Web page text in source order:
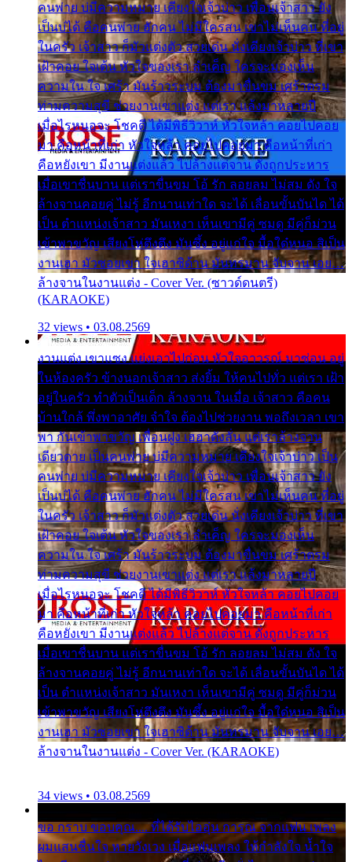
คนพ่าย บ่มีความหมาย เคียงใจเจ้าบ่าว เพื่อนเจ้าสาว ยัง
เป็นบ่ได้ คือคนพ่าย ฮักคน ไม่มีใครสน เขาไม่เห็นคน ที่อยู่
ในครัว เจ้าสาว ก็มัวแต่งตัว สวยเด่น นั่งเคียงเจ้าบ่าว ที่เขา
เฝ้าคอย ใจเต้น หัวใจของเรา ลำเค็ญ ใครจะมองเห็น
ความใน ใจ เศร้า มันร้าวระบม ต้องมาขื่นขม เศร้าตรม
ท่ามความสุขี ช่วยงานเขาแต่ง แต่เรา แล้งมาหลายปี
เมื่อไรหนอจะ โชคดี ได้มีพิธีวิวาห์ หัวใจหล้า คอยไปคอย
มา คือหน้าที่เก่า หัวใจหล้า คอยไปคอยมา คือหน้าที่เก่า
คือหยังเขา มีงานแต่งแล้ว ไปล้างแต่จาน ดั่งถูกประหาร
เมื่อเขาชื่นบาน แต่เราขื่นขม โอ้ รัก ลอยลม ไม่สม ดัง ใจ
ล้างจานคอยคู่ ไม่รู้ อีกนานเท่าใด จะได้ เลื่อนขั้นบันได ได้
เป็น ตำแหน่งเจ้าสาว มันเหงา เห็นเขามีคู่ ซมดู มีคู่ก็ม่วน
เข้าพาขวัญ เสียงโห่ตึงตึง มันซึ้ง อยู่แก่ใจ มื้อใด๋หนอ สิเป็น
งานเฮา มัวซอยเขา ใจเฮาซิด้าน มันทรมาน จับจาน เอย…
ล้างจานในงานแต่ง - Cover Ver. (ซาวด์ดนตรี)
(KARAOKE)
32 views • 03.08.2569
งานแต่ง เขาแซง แย่งเอาไปก่อน หัวใจอาวรณ์ มาซ่อน อยู่
ในห้องครัว ข้างนอกเจ้าสาว ส่งยิ้ม ให้คนไปทั่ว แต่เรา เฝ้า
อยู่ในครัว ทำตัวเป็นเด็ก ล้างจาน ในเมื่อ เจ้าสาว คือคน
บ้านใกล้ พึ่งพาอาศัย จำใจ ต้องไปช่วยงาน พอถึงเวลา เขา
พา กันเข้าพาขวัญ เพื่อนฝูง เฮฮาดังลั่น แต่เราล้างจาน
เดียวดาย เป็นคนพ่าย บ่มีความหมาย เคียงใจเจ้าบ่าว เป็น
คนพ่าย บ่มีความหมาย เคียงใจเจ้าบ่าว เพื่อนเจ้าสาว ยัง
เป็นบ่ได้ คือคนพ่าย ฮักคน ไม่มีใครสน เขาไม่เห็นคน ที่อยู่
ในครัว เจ้าสาว ก็มัวแต่งตัว สวยเด่น นั่งเคียงเจ้าบ่าว ที่เขา
เฝ้าคอย ใจเต้น หัวใจของเรา ลำเค็ญ ใครจะมองเห็น
ความใน ใจ เศร้า มันร้าวระบม ต้องมาขื่นขม เศร้าตรม
ท่ามความสุขี ช่วยงานเขาแต่ง แต่เรา แล้งมาหลายปี
เมื่อไรหนอจะ โชคดี ได้มีพิธีวิวาห์ หัวใจหล้า คอยไปคอย
มา คือหน้าที่เก่า หัวใจหล้า คอยไปคอยมา คือหน้าที่เก่า
คือหยังเขา มีงานแต่งแล้ว ไปล้างแต่จาน ดั่งถูกประหาร
เมื่อเขาชื่นบาน แต่เราขื่นขม โอ้ รัก ลอยลม ไม่สม ดัง ใจ
ล้างจานคอยคู่ ไม่รู้ อีกนานเท่าใด จะได้ เลื่อนขั้นบันได ได้
เป็น ตำแหน่งเจ้าสาว มันเหงา เห็นเขามีคู่ ซมดู มีคู่ก็ม่วน
เข้าพาขวัญ เสียงโห่ตึงตึง มันซึ้ง อยู่แก่ใจ มื้อใด๋หนอ สิเป็น
งานเฮา มัวซอยเขา ใจเฮาซิด้าน มันทรมาน จับจาน เอย…
ล้างจานในงานแต่ง - Cover Ver. (KARAOKE)
34 views • 03.08.2569
ขอ กราบ ขอบคุณ.... ที่ได้รับไออุ่น การุณ จากแฟน เพลง
ผมแสนชื่นใจ หายวังเวง เมื่อแฟนเพลง ให้กำลังใจ น้ำใจ